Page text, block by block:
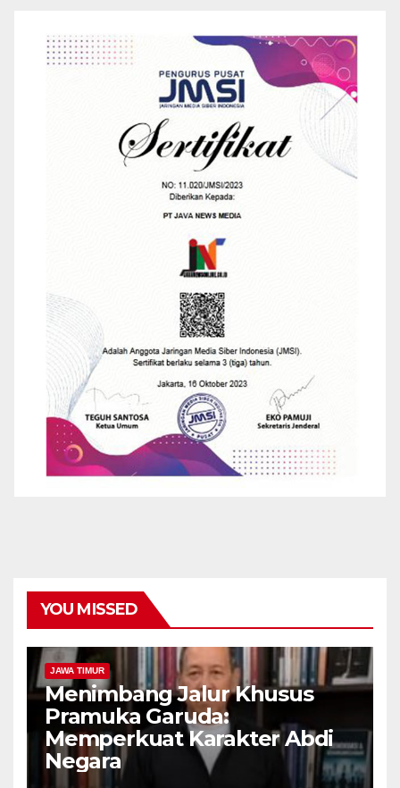
YOU MISSED
JAWA TIMUR
Menimbang Jalur Khusus
Pramuka Garuda:
Memperkuat Karakter Abdi
Negara